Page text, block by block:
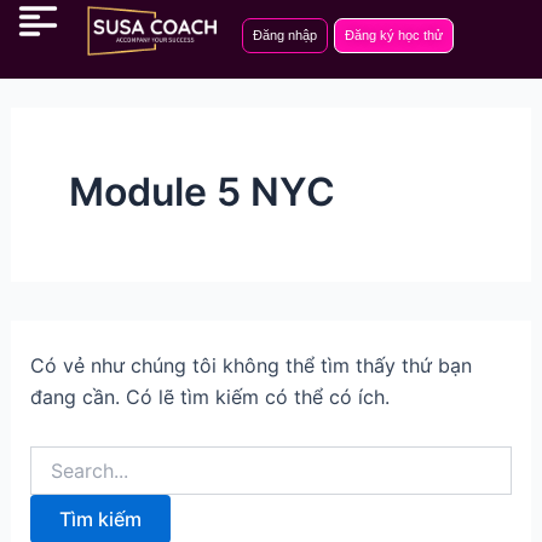
Nhảy
nội
Đăng nhập Đăng ký học thử
Module 5 NYC
Có vẻ như chúng tôi không thể tìm thấy thứ bạn
đang cần. Có lẽ tìm kiếm có thể có ích.
Tìm
kiếm: